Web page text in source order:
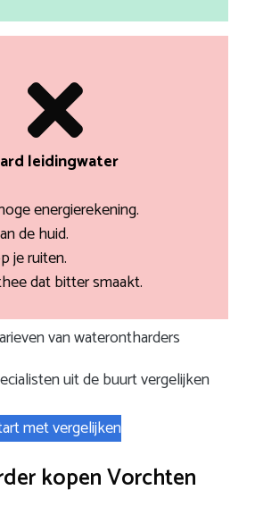
leidingwater
energierekening.
de huid.
je ruiten.
dat bitter smaakt.
van waterontharders
uit de buurt vergelijken
met vergelijken
kopen Vorchten